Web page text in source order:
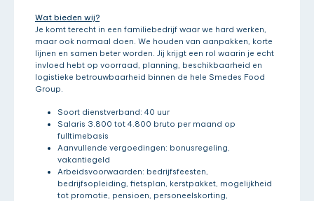
Wat bieden wij?
Je komt terecht in een familiebedrijf waar we hard werken,
maar ook normaal doen. We houden van aanpakken, korte
lijnen en samen beter worden. Jij krijgt een rol waarin je echt
invloed hebt op voorraad, planning, beschikbaarheid en
logistieke betrouwbaarheid binnen de hele Smedes Food
Group.
Soort dienstverband: 40 uur
Salaris 3.800 tot 4.800 bruto per maand op
fulltimebasis
Aanvullende vergoedingen: bonusregeling,
vakantiegeld
Arbeidsvoorwaarden: bedrijfsfeesten,
bedrijfsopleiding, fietsplan, kerstpakket, mogelijkheid
tot promotie, pensioen, personeelskorting,